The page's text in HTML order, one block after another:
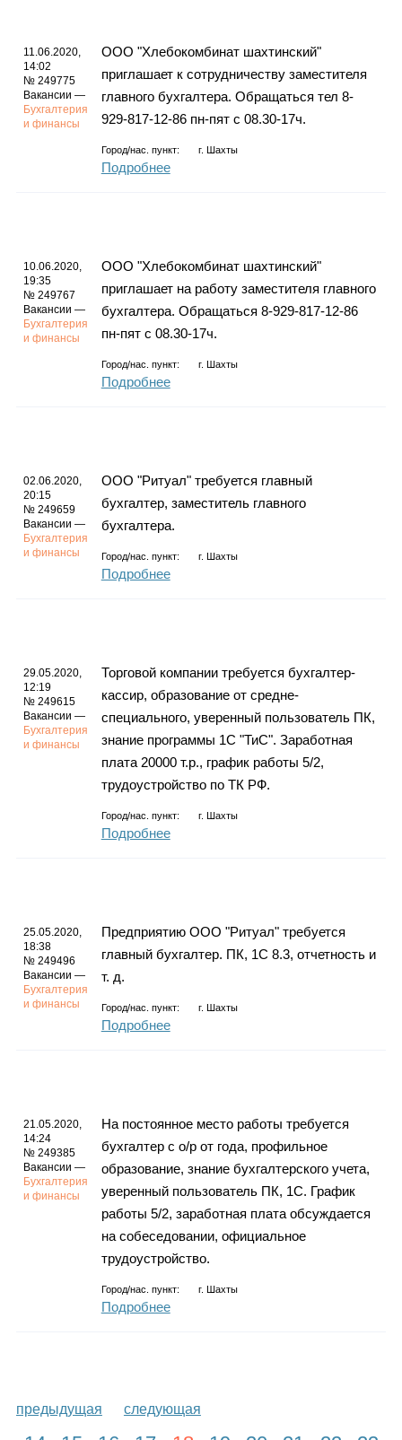
11.06.2020,
14:02
№ 249775
Вакансии —
Бухгалтерия
и финансы
ООО "Хлебокомбинат шахтинский"
приглашает к сотрудничеству заместителя
главного бухгалтера. Обращаться тел 8-
929-817-12-86 пн-пят с 08.30-17ч.
Город/нас. пункт: г. Шахты
Подробнее
10.06.2020,
19:35
№ 249767
Вакансии —
Бухгалтерия
и финансы
ООО "Хлебокомбинат шахтинский"
приглашает на работу заместителя главного
бухгалтера. Обращаться 8-929-817-12-86
пн-пят с 08.30-17ч.
Город/нас. пункт: г. Шахты
Подробнее
02.06.2020,
20:15
№ 249659
Вакансии —
Бухгалтерия
и финансы
ООО "Ритуал" требуется главный
бухгалтер, заместитель главного
бухгалтера.
Город/нас. пункт: г. Шахты
Подробнее
29.05.2020,
12:19
№ 249615
Вакансии —
Бухгалтерия
и финансы
Торговой компании требуется бухгалтер-
кассир, образование от средне-
специального, уверенный пользователь ПК,
знание программы 1С "ТиС". Заработная
плата 20000 т.р., график работы 5/2,
трудоустройство по ТК РФ.
Город/нас. пункт: г. Шахты
Подробнее
25.05.2020,
18:38
№ 249496
Вакансии —
Бухгалтерия
и финансы
Предприятию ООО "Ритуал" требуется
главный бухгалтер. ПК, 1С 8.3, отчетность и
т. д.
Город/нас. пункт: г. Шахты
Подробнее
21.05.2020,
14:24
№ 249385
Вакансии —
Бухгалтерия
и финансы
На постоянное место работы требуется
бухгалтер с о/р от года, профильное
образование, знание бухгалтерского учета,
уверенный пользователь ПК, 1С. График
работы 5/2, заработная плата обсуждается
на собеседовании, официальное
трудоустройство.
Город/нас. пункт: г. Шахты
Подробнее
предыдущая следующая